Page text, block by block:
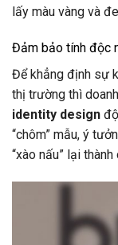
lấy màu vàng và
Đảm bảo tính độc
Để khẳng định sự
thị trường thì
identity design
“chôm” mẫu, ý
“xào nấu” lại thành